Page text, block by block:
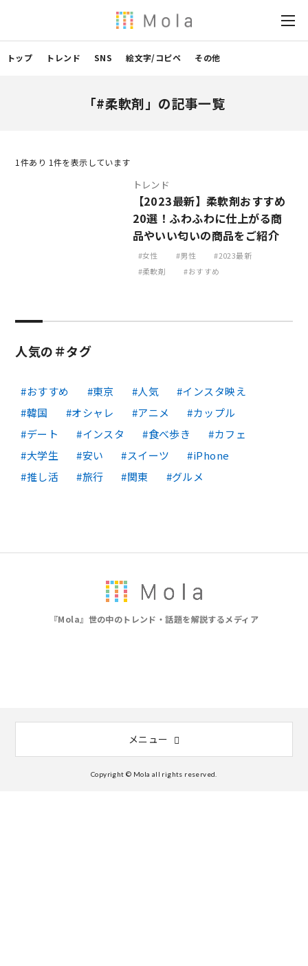
トップ トレンド SNS 絵文字/コピペ その他
「#柔軟剤」の記事一覧
1 件あり 1件を表示しています
トレンド
【2023最新】柔軟剤おすすめ
20選！ふわふわに仕上がる商
品やいい匂いの商品をご紹介
女性 男性
2023最新
柔軟剤
おすすめ
人気の＃タグ
おすすめ 東京 人気
インスタ映え
韓国
オシャレ アニメ
カップル
デート
インスタ 食べ歩き
カフェ
大学生
安い スイーツ
iPhone
推し活
旅行 関東 グルメ
『Mola』世の中のトレンド・話題を解説するメディア
メニュー
Copyright © Mola all rights reserved.